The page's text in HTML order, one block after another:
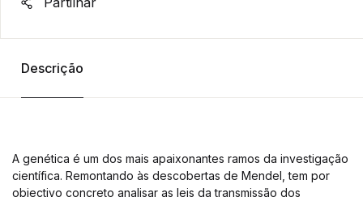
Descrição
A genética é um dos mais apaixonantes ramos da investigação
científica. Remontando às descobertas de Mendel, tem por
objectivo concreto analisar as leis da transmissão dos